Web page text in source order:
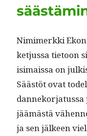
Nim­imerk­ki
ketjus­sa tietoon
isi­mais­sa on
Säästöt ovat
jäämästä
ja sen jäl­keen